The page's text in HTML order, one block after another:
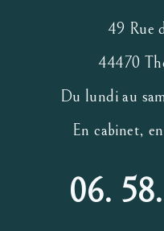
49 Rue
44470
Du lundi au
En cabinet,
06.